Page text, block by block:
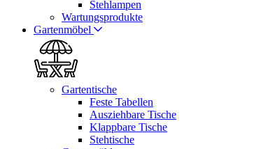
Stehlampen
Wartungsprodukte
Gartenmöbel
Gartentische
Feste Tabellen
Ausziehbare Tische
Klappbare Tische
Stehtische